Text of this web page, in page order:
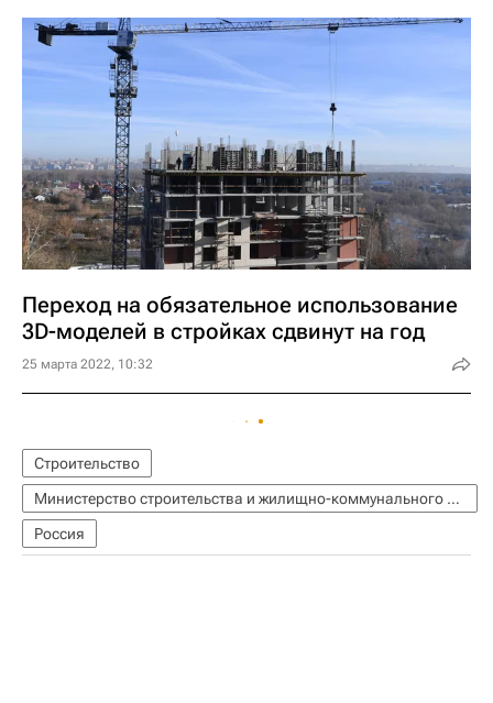
Переход на обязательное использование
3D-моделей в стройках сдвинут на год
25 марта 2022, 10:32
Строительство
Министерство строительства и жилищно-коммунального хозяйства РФ (Минстрой России)
Россия